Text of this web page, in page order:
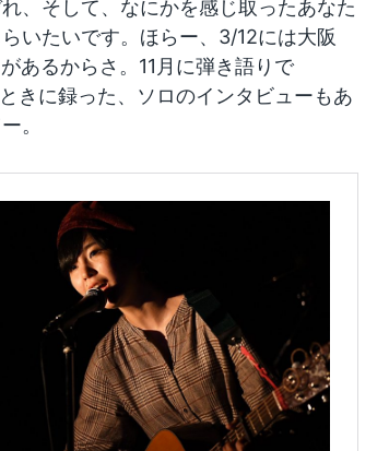
、そして、なにかを感じ取ったあなた
いたいです。ほらー、3/12には大阪
あるからさ。11月に弾き語りで
きに録った、ソロのインタビューもあ
。